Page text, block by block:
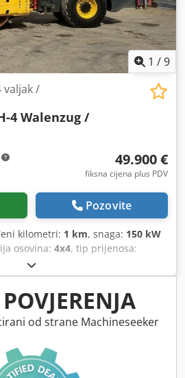
1 /9
valjak /
4 Walenzug /
49.900 €
fiksna cijena plus PDV
Pozovite
kilometri: 1 km, snaga: 150 kW
osovina: 4x4, tip prijenosa:
od strane Machineseeker